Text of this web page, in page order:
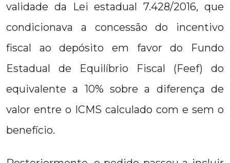
validade da Lei estadual 7.428/2016, que
condicionava a concessão do incentivo
fiscal ao depósito em favor do Fundo
Estadual de Equilíbrio Fiscal (Feef) do
equivalente a 10% sobre a diferença de
valor entre o ICMS calculado com e sem o
benefício.